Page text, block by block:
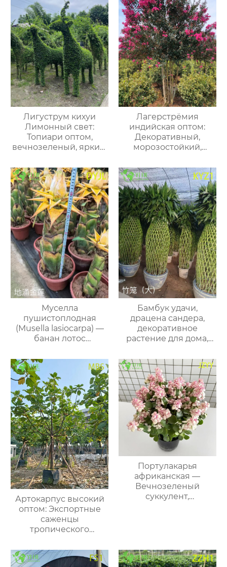
Лигуструм кихуи
Лимонный свет:
Топиари оптом,
вечнозеленый, яркий,
ландшафта
Лагерстрёмия
индийская оптом:
Декоративный,
морозостойкий,
кустарник / дерево
Муселла
пушистоплодная
(Musella lasiocarpa) —
банан лотос
комнатный экзот
Бамбук удачи,
драцена сандера,
декоративное
растение для дома,
Артокарпус высокий
оптом: Экспортные
саженцы
тропического
декоративного дерева
Портулакарья
африканская —
Вечнозеленый
суккулент,